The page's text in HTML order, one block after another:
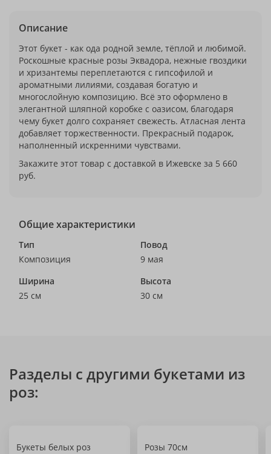
Описание
Этот букет - как ода родной земле, тёплой и любимой.
Роскошные красные розы Эквадора, нежные гвоздики
и хризантемы переплетаются с гипсофилой и
ароматными лилиями, создавая богатую и
многослойную композицию. Всё это оформлено в
элегантной шляпной коробке с оазисом, благодаря
чему букет долго сохраняет свежесть. Атласная лента
добавляет торжественности. Прекрасный подарок,
наполненный искренними чувствами.
Закажите этот товар с доставкой в Ижевске за 5 660
руб.
Общие характеристики
Тип
Композиция
Повод
9 мая
Ширина
25 см
Высота
30 см
Разделы с другими букетами из
роз:
Букеты белых роз Розы 70см